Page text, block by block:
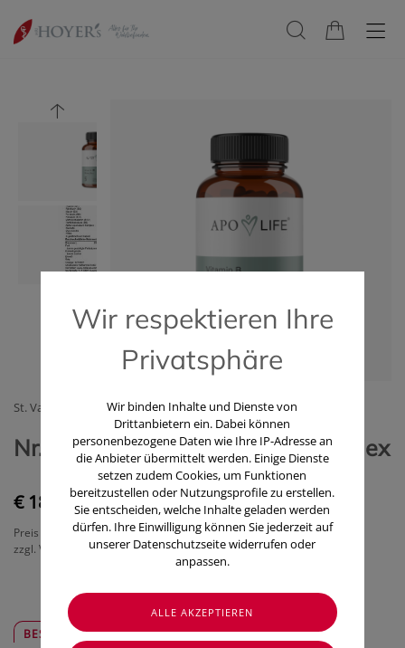
St. Valentinus - Apotheke und Drogerien
Nr. 05 ApoLife - Vitamin-B Komplex
€ 18,00
Preis inkl. MwSt.
zzgl. Versandkosten
BESCHREIBUNG SICHER & REGIONAL
Wir respektieren Ihre
Privatsphäre
Wir binden Inhalte und Dienste von
Drittanbietern ein. Dabei können
personenbezogene Daten wie Ihre IP-Adresse an
die Anbieter übermittelt werden. Einige Dienste
setzen zudem Cookies, um Funktionen
bereitzustellen oder Nutzungsprofile zu erstellen.
Sie entscheiden, welche Inhalte geladen werden
dürfen. Ihre Einwilligung können Sie jederzeit auf
unserer Datenschutzseite widerrufen oder
anpassen.